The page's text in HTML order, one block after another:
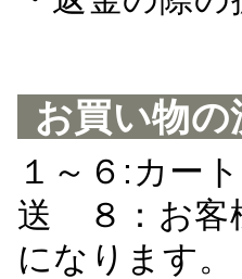
お買い物の
１～６:カー
送 ８：お客
になります。